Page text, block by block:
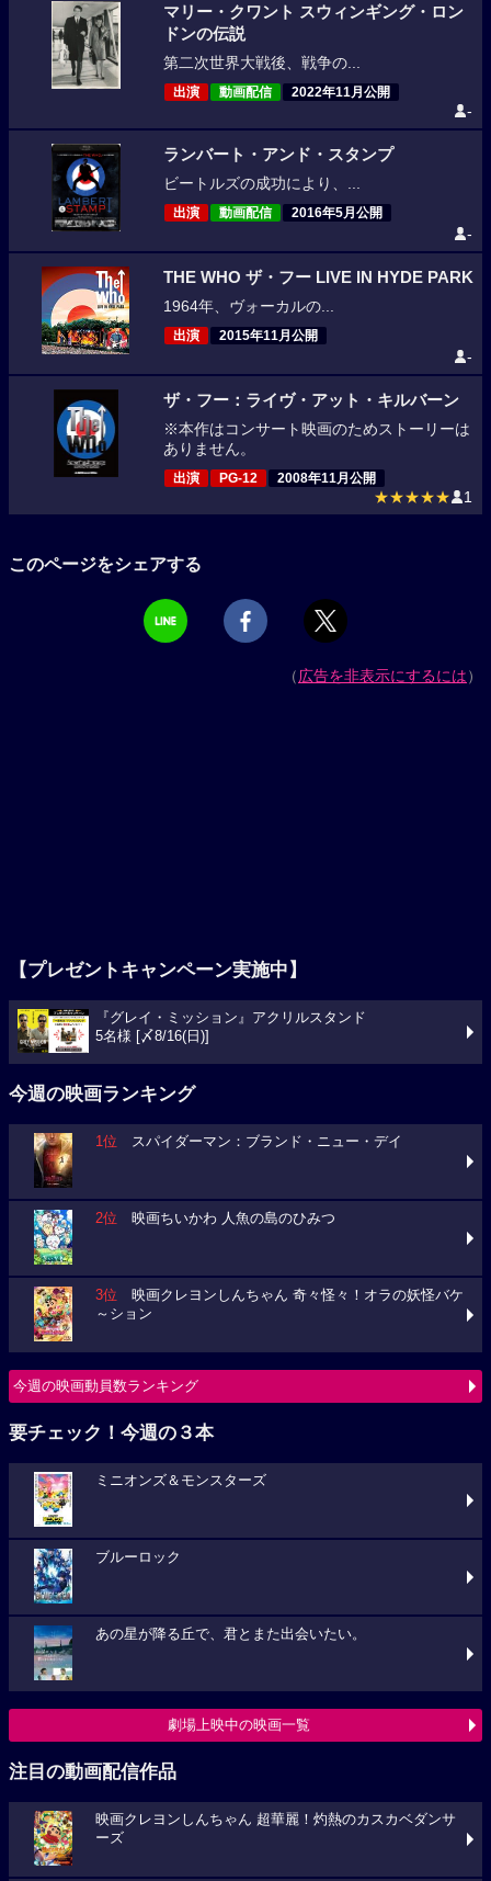
マリー・クワント スウィンギング・ロン
ドンの伝説
第二次世界大戦後、戦争の...
出演 動画配信 2022年11月公開
-
ランバート・アンド・スタンプ
ビートルズの成功により、...
出演 動画配信 2016年5月公開
-
THE WHO ザ・フー LIVE IN HYDE PARK
1964年、ヴォーカルの...
出演 2015年11月公開
-
ザ・フー：ライヴ・アット・キルバーン
※本作はコンサート映画のためストーリーは
ありません。
出演 PG-12 2008年11月公開
★★★★★ 1
このページをシェアする
（広告を非表示にするには）
【プレゼントキャンペーン実施中】
『グレイ・ミッション』アクリルスタンド
5名様 [〆8/16(日)]
今週の映画ランキング
1位 スパイダーマン：ブランド・ニュー・デイ
2位 映画ちいかわ 人魚の島のひみつ
3位 映画クレヨンしんちゃん 奇々怪々！オラの妖怪バケ
～ション
今週の映画動員数ランキング
要チェック！今週の３本
ミニオンズ＆モンスターズ
ブルーロック
あの星が降る丘で、君とまた出会いたい。
劇場上映中の映画一覧
注目の動画配信作品
映画クレヨンしんちゃん 超華麗！灼熱のカスカベダンサ
ーズ